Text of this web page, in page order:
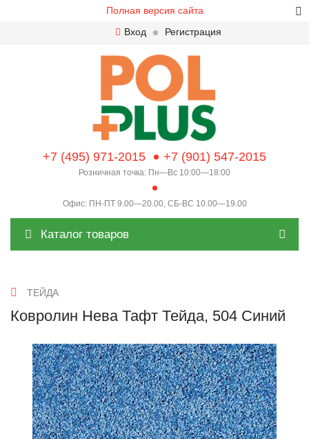
Полная версия сайта
Вход
Регистрация
+7 (495) 971-2015 +7 (901) 547-2015
Розничная точка: Пн—Вс 10:00—18:00
Офис: ПН-ПТ 9.00—20.00, СБ-ВС 10.00—19.00
Каталог товаров
ТЕЙДА
Ковролин Нева Тафт Тейда, 504 Синий